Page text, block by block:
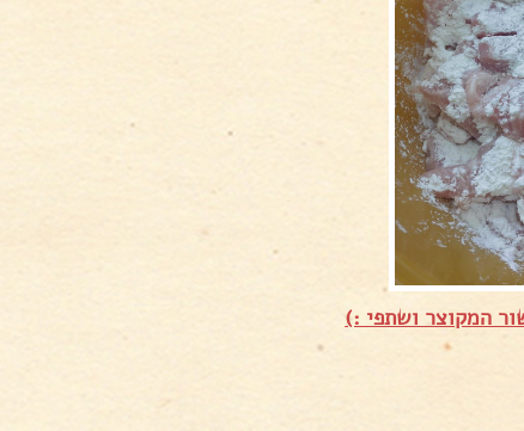
המקוצר ושתפי :)